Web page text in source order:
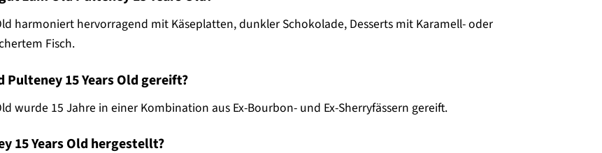
harmoniert hervorragend mit Käseplatten, dunkler Schokolade, Desserts mit Karamell- oder
Fisch.
Pulteney 15 Years Old gereift?
wurde 15 Jahre in einer Kombination aus Ex-Bourbon- und Ex-Sherryfässern gereift.
15 Years Old hergestellt?